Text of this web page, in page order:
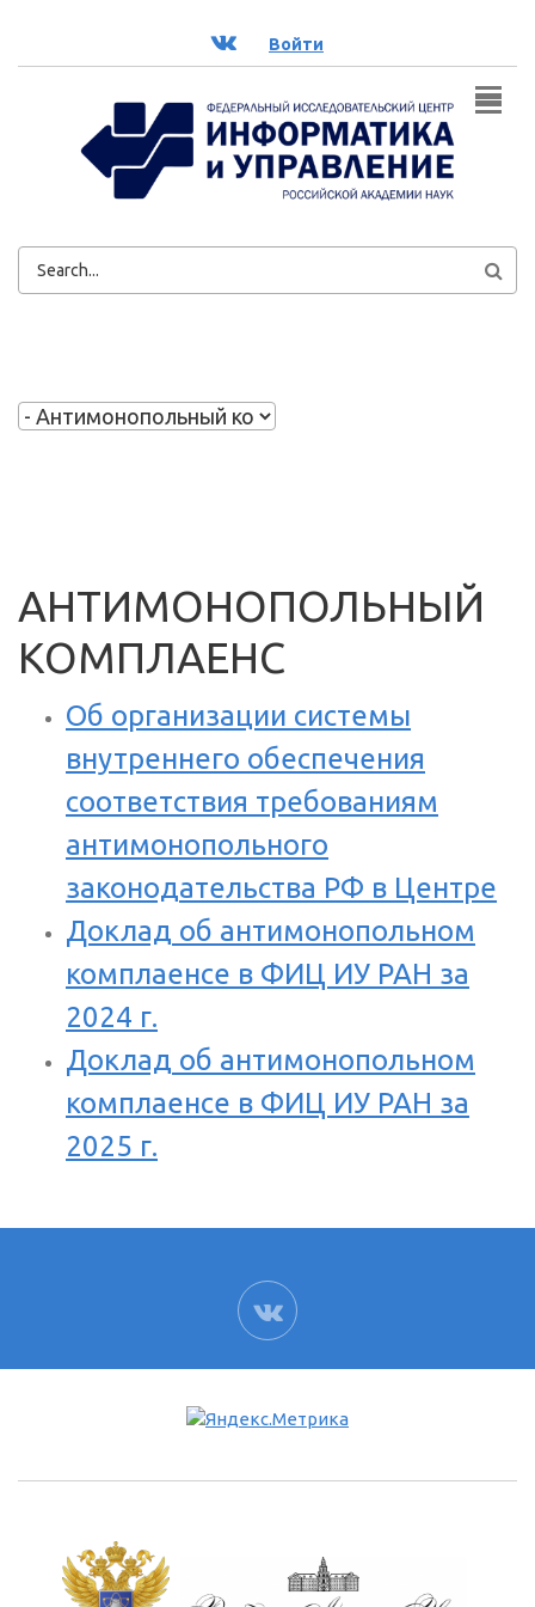
ВК Войти
ФОРМА
АНТИМОНОПОЛЬНЫЙ
КОМПЛАЕНС
Об организации системы
внутреннего обеспечения
соответствия требованиям
антимонопольного
законодательства РФ в Центре
Доклад об антимонопольном
комплаенсе в ФИЦ ИУ РАН за
2024 г.
Доклад об антимонопольном
комплаенсе в ФИЦ ИУ РАН за
2025 г.
ВК